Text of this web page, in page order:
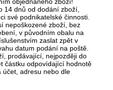
14 dnů od dodání zboží,
své podnikatelské činnosti.
nepoškozené zboží, bez
v původním obalu na
zaslat zpět v
datum podání na poště.
prodávající, nejpozději do
částku odpovídající hodnotě
adresu nebo dle